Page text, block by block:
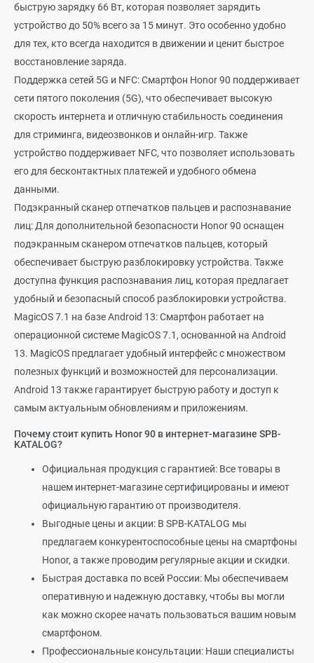
быструю зарядку 66 Вт, которая позволяет зарядить
устройство до 50% всего за 15 минут. Это особенно удобно
для тех, кто всегда находится в движении и ценит быстрое
восстановление заряда.
Поддержка сетей 5G и NFC: Смартфон Honor 90 поддерживает
сети пятого поколения (5G), что обеспечивает высокую
скорость интернета и отличную стабильность соединения
для стриминга, видеозвонков и онлайн-игр. Также
устройство поддерживает NFC, что позволяет использовать
его для бесконтактных платежей и удобного обмена
данными.
Подэкранный сканер отпечатков пальцев и распознавание
лиц: Для дополнительной безопасности Honor 90 оснащен
подэкранным сканером отпечатков пальцев, который
обеспечивает быструю разблокировку устройства. Также
доступна функция распознавания лиц, которая предлагает
удобный и безопасный способ разблокировки устройства.
MagicOS 7.1 на базе Android 13: Смартфон работает на
операционной системе MagicOS 7.1, основанной на Android
13. MagicOS предлагает удобный интерфейс с множеством
полезных функций и возможностей для персонализации.
Android 13 также гарантирует быструю работу и доступ к
самым актуальным обновлениям и приложениям.
Почему стоит купить Honor 90 в интернет-магазине SPB-
KATALOG?
Официальная продукция с гарантией: Все товары в
нашем интернет-магазине сертифицированы и имеют
официальную гарантию от производителя.
Выгодные цены и акции: В SPB-KATALOG мы
предлагаем конкурентоспособные цены на смартфоны
Honor, а также проводим регулярные акции и скидки.
Быстрая доставка по всей России: Мы обеспечиваем
оперативную и надежную доставку, чтобы вы могли
как можно скорее начать пользоваться вашим новым
смартфоном.
Профессиональные консультации: Наши специалисты